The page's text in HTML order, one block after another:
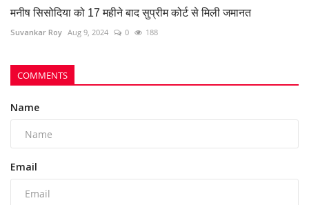
मनीष सिसोदिया को 17 महीने बाद सुप्रीम कोर्ट से मिली जमानत
Suvankar Roy Aug 9, 2024 0 188
COMMENTS
Name
Email